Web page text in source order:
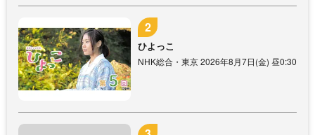
ひよっこ
NHK総合・東京 2026年8月7日(金) 昼0:30